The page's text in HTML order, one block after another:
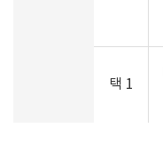
택 1